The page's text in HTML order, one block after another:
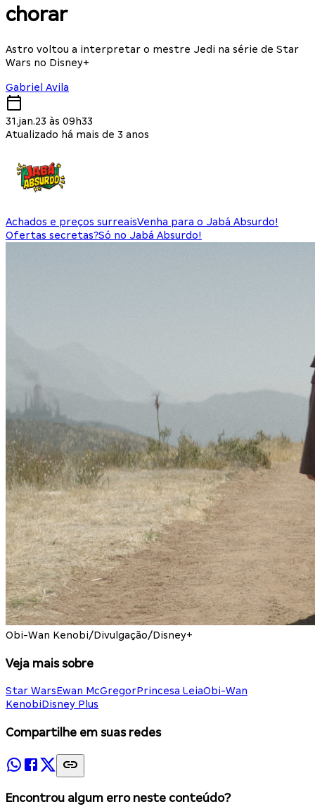
chorar
Astro voltou a interpretar o mestre Jedi na série de Star
Wars no Disney+
Gabriel Avila
31.jan.23 às 09h33
Atualizado há mais de 3 anos
Achados e preços surreaisVenha para o Jabá Absurdo!
Ofertas secretas?Só no Jabá Absurdo!
Obi-Wan Kenobi/Divulgação/Disney+
Veja mais sobre
Star WarsEwan McGregorPrincesa LeiaObi-Wan
KenobiDisney Plus
Compartilhe em suas redes
Encontrou algum erro neste conteúdo?